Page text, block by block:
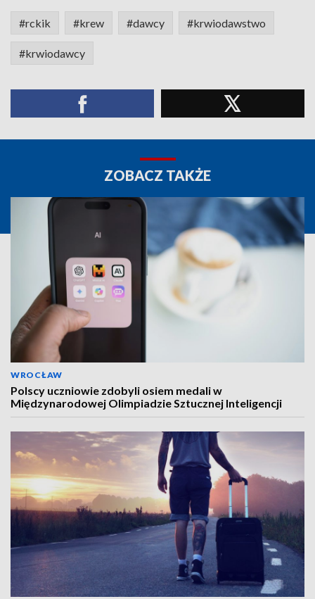
#rckik #krew #dawcy #krwiodawstwo
#krwiodawcy
ZOBACZ TAKŻE
WROCŁAW
Polscy uczniowie zdobyli osiem medali w
Międzynarodowej Olimpiadzie Sztucznej Inteligencji